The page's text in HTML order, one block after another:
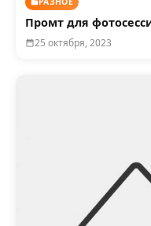
Промт для
25 октября, 2023